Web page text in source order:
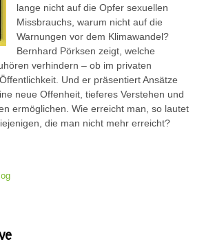
lange nicht auf die Opfer sexuellen
Missbrauchs, warum nicht auf die
Warnungen vor dem Klimawandel?
Bernhard Pörksen zeigt, welche
verhindern – ob im privaten
Und er präsentiert Ansätze
neue Offenheit, tieferes Verstehen und
ermöglichen. Wie erreicht man, so lautet
die man nicht mehr erreicht?